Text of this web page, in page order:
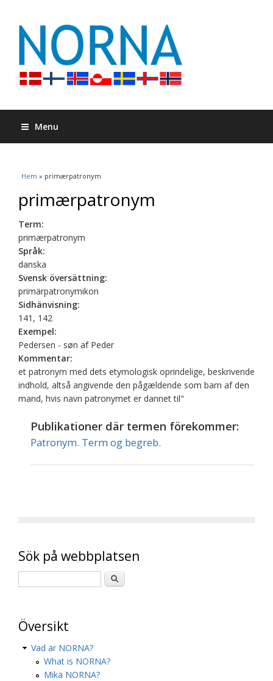
Menu
Du är här
Hem » primærpatronym
primærpatronym
Term:
primærpatronym
Språk:
danska
Svensk översättning:
primärpatronymikon
Sidhänvisning:
141, 142
Exempel:
Pedersen - søn af Peder
Kommentar:
et patronym med dets etymologisk oprindelige, beskrivende
indhold, altså angivende den pågældende som barn af den
mand, hvis navn patronymet er dannet til"
Publikationer där termen förekommer:
Patronym. Term og begreb.
Sök på webbplatsen
Översikt
Vad är NORNA?
What is NORNA?
Mikä NORNA?